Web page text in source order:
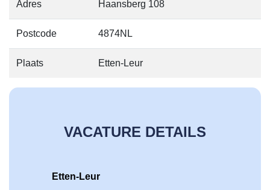
Adres Haansberg 108
Postcode 4874NL
Plaats Etten-Leur
VACATURE DETAILS
Etten-Leur